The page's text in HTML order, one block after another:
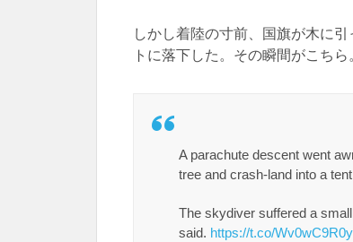
しかし着陸の寸前、国旗が木に
トに落下した。その瞬間がこちら
A parachute descent went
tree and crash-land into a
The skydiver suffered a
said. https://t.co/